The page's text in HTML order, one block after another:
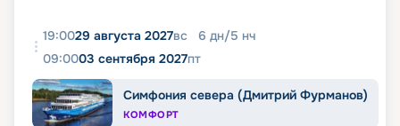
19:0029 августа 2027вс 6 дн/5 нч
09:0003 сентября 2027пт
Симфония севера (Дмитрий Фурманов)
КОМФОРТ